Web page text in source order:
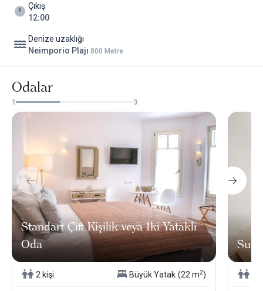
Çıkış
12:00
Denize uzaklığı
Neimporio Plajı 800 Metre
Odalar
1 3
Standart Çift Kişilik veya İki Yataklı
Oda
2 kişi Büyük Yatak (22 m2)